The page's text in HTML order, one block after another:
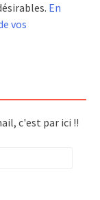
En
vos
c'est par ici !!